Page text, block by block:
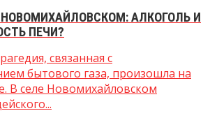
НОВОМИХАЙЛОВСКОМ: АЛКОГОЛЬ И
ПЕЧИ?
связанная с
бытового газа, произошла на
В селе Новомихайловском